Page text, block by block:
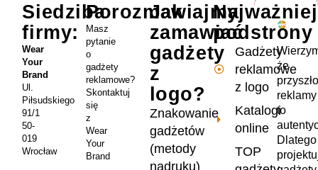
że
reklamy
to
Dlatego
podstrony
Gadżety
reklamowe
z logo
Katalogi
online
TOP
Jak
zamawiać
gadżety
z
logo?
Znakowanie
gadżetów
(metody
nadruku)
Porozmawiajmy
Masz
pytanie
o
gadżety
reklamowe?
Skontaktuj
się
z
Wear
Your
Brand
Siedziba
firmy:
Wear
Your
Brand
Ul.
Piłsudskiego
91/1
50-
019
Wrocław